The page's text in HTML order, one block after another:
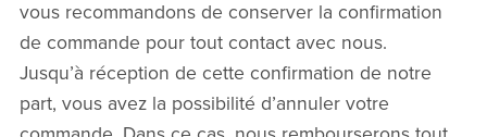
vous recommandons de conserver la confirmation
de commande pour tout contact avec nous.
Jusqu’à réception de cette confirmation de notre
part, vous avez la possibilité d’annuler votre